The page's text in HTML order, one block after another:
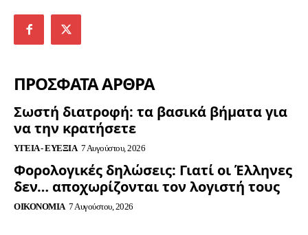
ΠΡΟΣΦΑΤΑ ΑΡΘΡΑ
Σωστή διατροφή: τα βασικά βήματα για
να την κρατήσετε
ΥΓΕΊΑ - ΕΥΕΞΊΑ 7 Αυγούστου, 2026
Φορολογικές δηλώσεις: Γιατί οι Έλληνες
δεν… αποχωρίζονται τον λογιστή τους
ΟΙΚΟΝΟΜΊΑ 7 Αυγούστου, 2026